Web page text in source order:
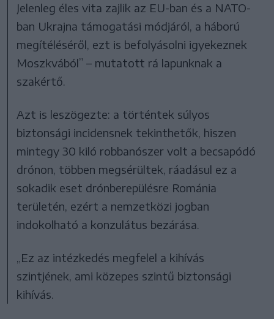
Jelenleg éles vita zajlik az EU-ban és a NATO-
ban Ukrajna támogatási módjáról, a háború
megítéléséről, ezt is befolyásolni igyekeznek
Moszkvából” – mutatott rá lapunknak a
szakértő.
Azt is leszögezte: a történtek súlyos
biztonsági incidensnek tekinthetők, hiszen
mintegy 30 kiló robbanószer volt a becsapódó
drónon, többen megsérültek, ráadásul ez a
sokadik eset drónberepülésre Románia
területén, ezért a nemzetközi jogban
indokolható a konzulátus bezárása.
„Ez az intézkedés megfelel a kihívás
szintjének, ami közepes szintű biztonsági
kihívás.